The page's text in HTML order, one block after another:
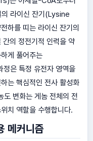
라이신 잔기(Lysine
하를 띠는 라이신 잔기의
의 정전기적 인력을 약
게 풀어주는
은 특정 유전자 영역을
는 핵심적인 전사 활성화
변화는 게놈 전체의 전
치 역할을 수행합니다.
메커니즘